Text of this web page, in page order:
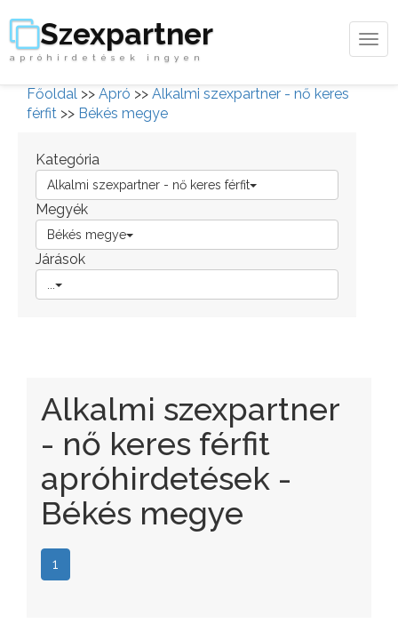
Szexpartner
apróhirdetések ingyen
Főoldal >> Apró >> Alkalmi szexpartner - nő keres
férfit >> Békés megye
Kategória
Alkalmi szexpartner - nő keres férfit
Megyék
Békés megye
Járások
Alkalmi szexpartner
- nő keres férfit
apróhirdetések -
Békés megye
1